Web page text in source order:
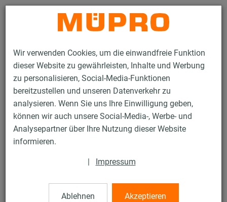
Wir verwenden Cookies, um die einwandfreie Funktion
dieser Website zu gewährleisten, Inhalte und Werbung
zu personalisieren, Social-Media-Funktionen
bereitzustellen und unseren Datenverkehr zu
analysieren. Wenn Sie uns Ihre Einwilligung geben,
können wir auch unsere Social-Media-, Werbe- und
Analysepartner über Ihre Nutzung dieser Website
informieren.
| Impressum
Ablehnen Akzeptieren
Kontakt
Produkte Befestigungstechnik
Schwerlast­befestigung
Rohrschlitten und Zubehör für die Schwerlastbefestigung
MPT-Führung Typ F und FG
MPT-Führung Typ F und FG